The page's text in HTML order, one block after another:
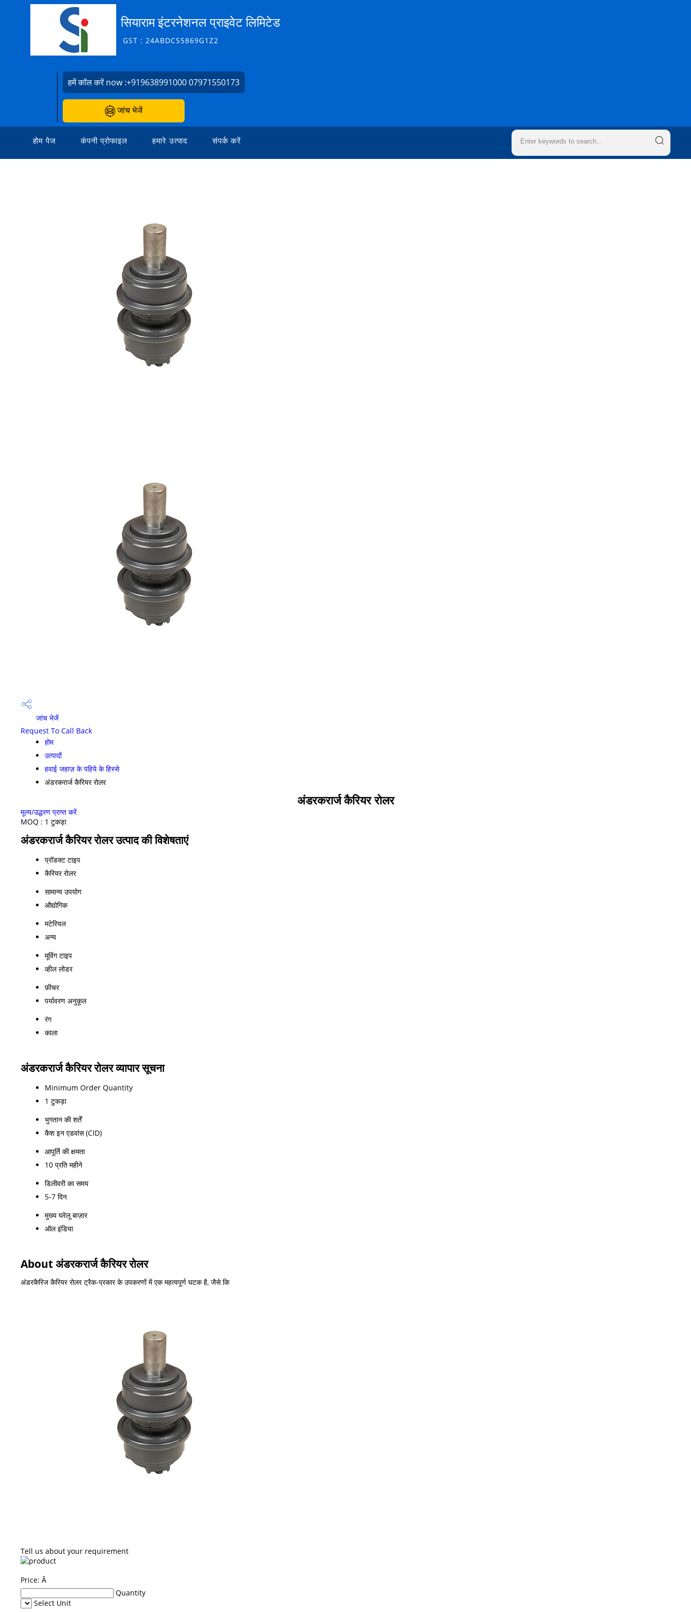
सियाराम इंटरनेशनल प्राइवेट लिमिटेड
GST : 24ABDCS5869G1Z2
हमें कॉल करें now :+919638991000 07971550173
जांच भेजें
होम पेज कंपनी प्रोफाइल हमारे उत्पाद संपर्क करें
जांच भेजें
Request To Call Back
होम
उत्पादों
हवाई जहाज़ के पहिये के हिस्से
अंडरकरार्ज कैरियर रोलर
अंडरकरार्ज कैरियर रोलर
मूल्य/उद्धरण प्राप्त करें
MOQ : 1 टुकड़ा
अंडरकरार्ज कैरियर रोलर उत्पाद की विशेषताएं
प्रॉडक्ट टाइप
कैरियर रोलर
सामान्य उपयोग
औद्योगिक
मटेरियल
अन्य
मूविंग टाइप
व्हील लोडर
फ़ीचर
पर्यावरण अनुकूल
रंग
काला
अंडरकरार्ज कैरियर रोलर व्यापार सूचना
Minimum Order Quantity
1 टुकड़ा
भुगतान की शर्तें
कैश इन एडवांस (CID)
आपूर्ति की क्षमता
10 प्रति महीने
डिलीवरी का समय
5-7 दिन
मुख्य घरेलू बाज़ार
ऑल इंडिया
About अंडरकरार्ज कैरियर रोलर
अंडरकैरिज कैरियर रोलर ट्रैक-प्रकार के उपकरणों में एक महत्वपूर्ण घटक है, जैसे कि
Tell us about your requirement
Price: Â
Quantity
Select Unit